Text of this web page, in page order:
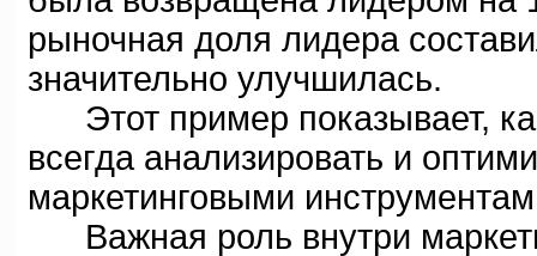
рыночная доля лидера
значительно улучшилась.
Этот пример показывает,
всегда анализировать и
маркетинговыми
Важная роль внутри